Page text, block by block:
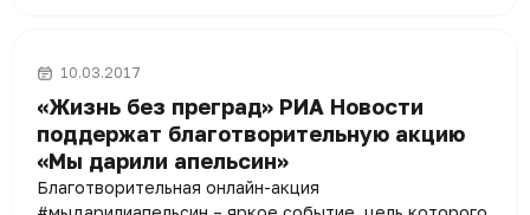
10.03.2017
«Жизнь без преград» РИА Новости
поддержат благотворительную акцию
«Мы дарили апельсин»
Благотворительная онлайн-акция